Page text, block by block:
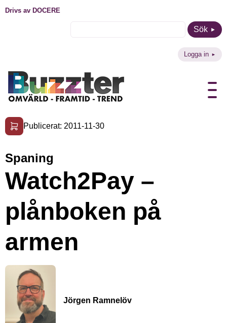
Drivs av DOCERE
Sök
Logga in
Publicerat: 2011-11-30
Spaning
Watch2Pay –
plånboken på
armen
Jörgen Ramnelöv